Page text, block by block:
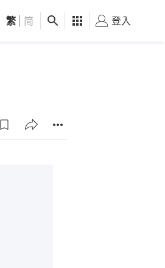
觀點 健康 好食玩飛
繁 简 登入